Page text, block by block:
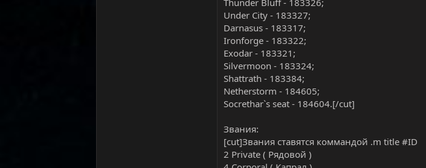
Thunder Bluff - 183326;
Under City - 183327;
Darnasus - 183317;
Ironforge - 183322;
Exodar - 183321;
Silvermoon - 183324;
Shattrath - 183384;
Netherstorm - 184605;
Socrethar`s seat - 184604.[/cut]
Звания:
[cut]Звания ставятся коммандой .m title #ID
2 Private ( Рядовой )